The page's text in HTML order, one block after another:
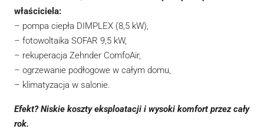
właściciela:
– pompa ciepła DIMPLEX (8,5 kW),
– fotowoltaika SOFAR 9,5 kW,
– rekuperacja Zehnder ComfoAir,
– ogrzewanie podłogowe w całym domu,
– klimatyzacja w salonie.
Efekt? Niskie koszty eksploatacji i wysoki komfort przez cały
rok.